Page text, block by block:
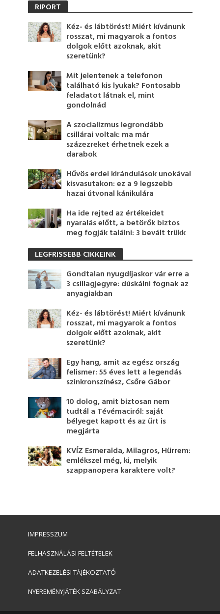
RIPORT
Kéz- és lábtörést! Miért kívánunk
rosszat, mi magyarok a fontos
dolgok előtt azoknak, akit
szeretünk?
Mit jelentenek a telefonon
található kis lyukak? Fontosabb
feladatot látnak el, mint
gondolnád
A szocializmus legrondább
csillárai voltak: ma már
százezreket érhetnek ezek a
darabok
Hűvös erdei kirándulások unokával
kisvasutakon: ez a 9 legszebb
hazai útvonal kánikulára
Ha ide rejted az értékeidet
nyaralás előtt, a betörők biztos
meg fogják találni: 3 bevált trükk
LEGFRISSEBB CIKKEINK
Gondtalan nyugdíjaskor vár erre a
3 csillagjegyre: dúskálni fognak az
anyagiakban
Kéz- és lábtörést! Miért kívánunk
rosszat, mi magyarok a fontos
dolgok előtt azoknak, akit
szeretünk?
Egy hang, amit az egész ország
felismer: 55 éves lett a legendás
szinkronszínész, Csőre Gábor
10 dolog, amit biztosan nem
tudtál a Tévémaciról: saját
bélyeget kapott és az űrt is
megjárta
KVÍZ Esmeralda, Milagros, Hürrem:
emlékszel még, ki, melyik
szappanopera karaktere volt?
IMPRESSZUM
FELHASZNÁLÁSI FELTÉTELEK
ADATKEZELÉSI TÁJÉKOZTATÓ
NYEREMÉNYJÁTÉK SZABÁLYZAT